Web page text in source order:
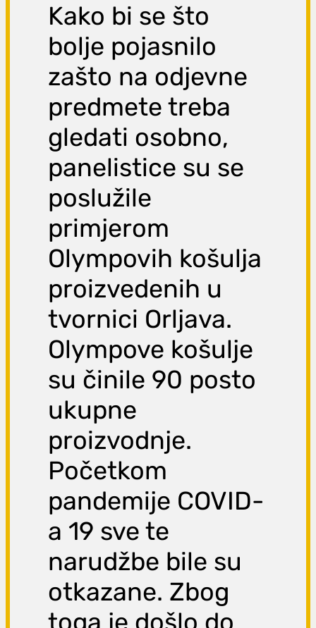
Kako bi se što
bolje pojasnilo
zašto na odjevne
predmete treba
gledati osobno,
panelistice su se
poslužile
primjerom
Olympovih košulja
proizvedenih u
tvornici Orljava.
Olympove košulje
su činile 90 posto
ukupne
proizvodnje.
Početkom
pandemije COVID-
a 19 sve te
narudžbe bile su
otkazane. Zbog